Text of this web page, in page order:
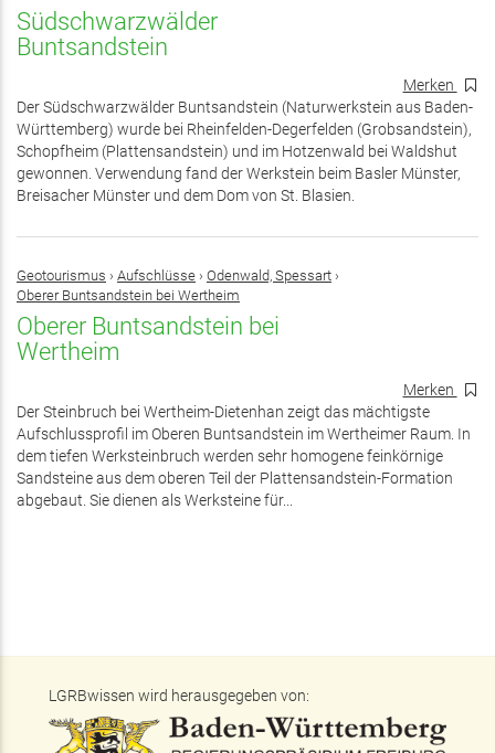
Südschwarzwälder
Buntsandstein
Merken
Der Südschwarzwälder Buntsandstein (Naturwerkstein aus Baden-
Württemberg) wurde bei Rheinfelden-Degerfelden (Grobsandstein),
Schopfheim (Plattensandstein) und im Hotzenwald bei Waldshut
gewonnen. Verwendung fand der Werkstein beim Basler Münster,
Breisacher Münster und dem Dom von St. Blasien.
Geotourismus › Aufschlüsse › Odenwald, Spessart ›
Oberer Buntsandstein bei Wertheim
Oberer Buntsandstein bei
Wertheim
Merken
Der Steinbruch bei Wertheim-Dietenhan zeigt das mächtigste
Aufschlussprofil im Oberen Buntsandstein im Wertheimer Raum. In
dem tiefen Werksteinbruch werden sehr homogene feinkörnige
Sandsteine aus dem oberen Teil der Plattensandstein-Formation
abgebaut. Sie dienen als Werksteine für...
LGRBwissen wird herausgegeben von: